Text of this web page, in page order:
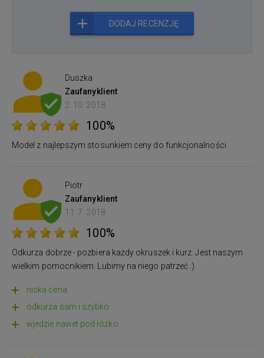
DODAJ RECENZJĘ
Duszka
Zaufanyklient
2. 10. 2018
100%
Model z najlepszym stosunkiem ceny do funkcjonalności
Piotr
Zaufanyklient
11. 7. 2018
100%
Odkurza dobrze - pozbiera każdy okruszek i kurz. Jest naszym
wielkim pomocnikiem. Lubimy na niego patrzeć :)
niska cena
odkurza sam i szybko
wjedzie nawet pod łóżko